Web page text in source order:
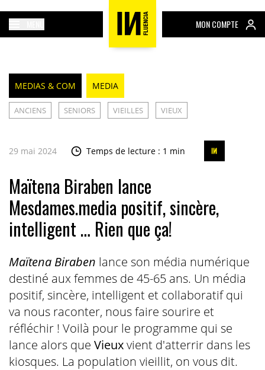
MON COMPTE
MEDIAS & COM MEDIA
ANCIENS SENIORS VIEILLES VIEUX
29 mai 2024 Temps de lecture : 1 min
Maïtena Biraben lance
Mesdames.media positif, sincère,
intelligent … Rien que ça!
Maïtena Biraben lance son média numérique
destiné aux femmes de 45-65 ans. Un média
positif, sincère, intelligent et collaboratif qui
va nous raconter, nous faire sourire et
réfléchir ! Voilà pour le programme qui se
lance alors que Vieuxvient d'atterrir dans les
kiosques. La population vieillit, on vous dit.